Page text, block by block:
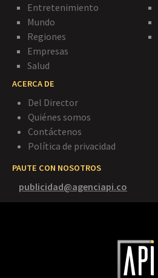
Entretenimiento
Mundo
Regiones
Empresas
Salud
ACERCA DE
Del Director
Quiénes somos
Contáctenos
Política de privacidad
PAUTE CON NOSOTROS
publicidad@agenciapi.co